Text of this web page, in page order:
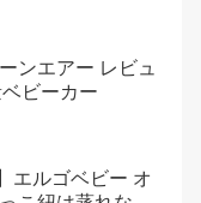
ンエアー レビュ
ビーカー
エルゴベビー オ